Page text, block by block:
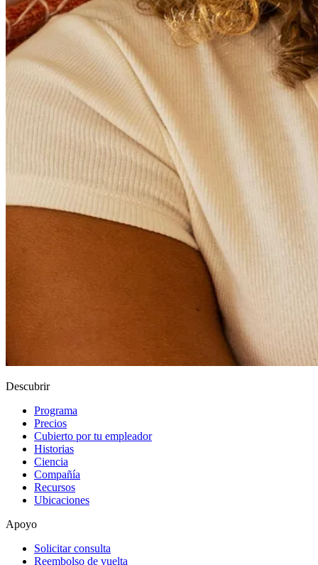
Descubrir
Programa
Precios
Cubierto por tu empleador
Historias
Ciencia
Compañía
Recursos
Ubicaciones
Apoyo
Solicitar consulta
Reembolso de vuelta